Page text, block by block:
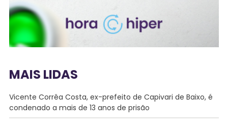
MAIS LIDAS
Vicente Corrêa Costa, ex-prefeito de Capivari de Baixo, é
condenado a mais de 13 anos de prisão